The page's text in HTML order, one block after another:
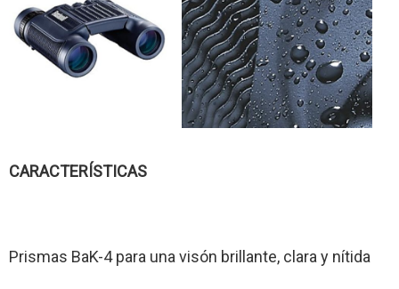
CARACTERÍSTICAS
Prismas BaK-4 para una visón brillante, clara y nítida